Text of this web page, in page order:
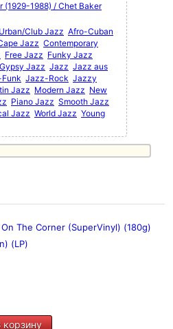
(1929-1988) / Chet Baker
Club Jazz Afro-Cuban
Jazz Contemporary
Free Jazz Funky Jazz
Gypsy Jazz Jazz Jazz aus
Jazz-Rock Jazzy
Jazz Modern Jazz New
Piano Jazz Smooth Jazz
Jazz World Jazz Young
The Corner (SuperVinyl) (180g)
(LP)
корзину